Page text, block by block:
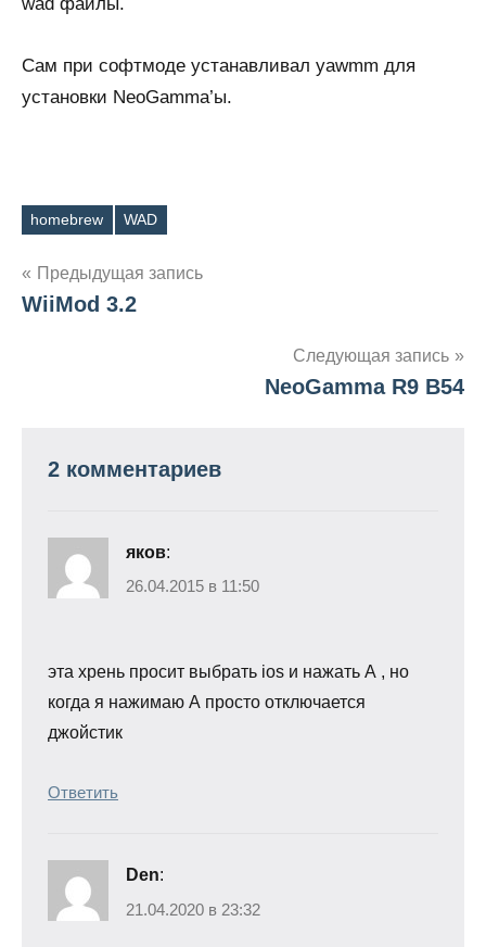
Сам при софтмоде устанавливал yawmm для
установки NeoGammа’ы.
Метки
homebrew WAD
Навигация
по
Предыдущая запись
WiiMod 3.2
Следующая запись
NeoGamma R9 B54
2 комментариев
яков:
26.04.2015 в 11:50
эта хрень просит выбрать ios и нажать А , но
когда я нажимаю А просто отключается
джойстик
Ответить
Den:
21.04.2020 в 23:32